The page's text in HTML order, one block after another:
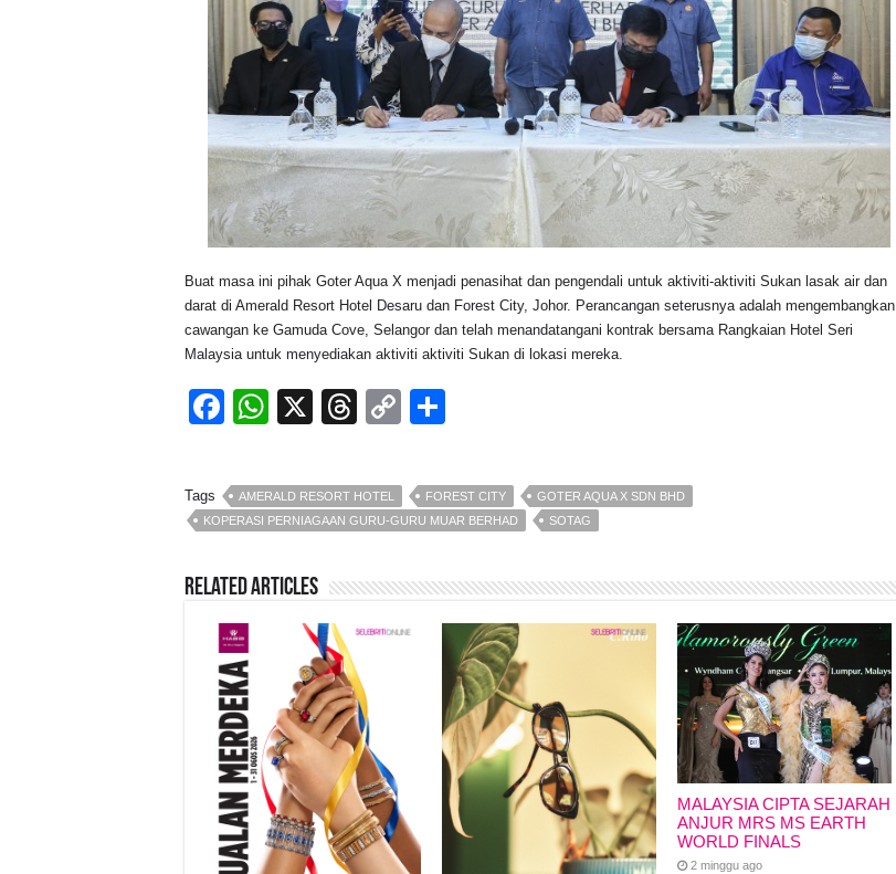
Buat masa ini pihak Goter Aqua X menjadi penasihat dan pengendali untuk aktiviti-aktiviti Sukan lasak air dan
darat di Amerald Resort Hotel Desaru dan Forest City, Johor. Perancangan seterusnya adalah mengembangkan
cawangan ke Gamuda Cove, Selangor dan telah menandatangani kontrak bersama Rangkaian Hotel Seri
Malaysia untuk menyediakan aktiviti aktiviti Sukan di lokasi mereka.
F
c
e
o
o
k
W
at
s
p
X
T
e
a
s
C
p
y
n
k
ar
e
Tags AMERALD RESORT HOTEL FOREST CITY
GOTER AQUA X SDN BHD
KOPERASI PERNIAGAAN GURU-GURU MUAR BERHAD
SOTAG
Related Articles
MALAYSIA CIPTA SEJARAH
ANJUR MRS MS EARTH
WORLD FINALS
2 minggu ago